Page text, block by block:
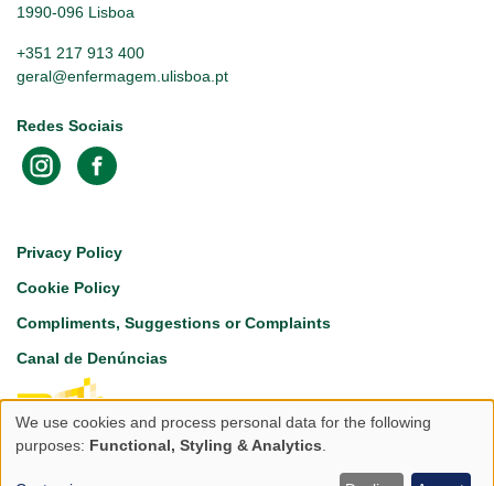
1990-096 Lisboa
+351 217 913 400
geral@enfermagem.ulisboa.pt
Redes Sociais
Footer
Privacy Policy
Cookie Policy
Compliments, Suggestions or Complaints
Canal de Denúncias
Use
We use cookies and process personal data for the following
purposes: Functional, Styling & Analytics